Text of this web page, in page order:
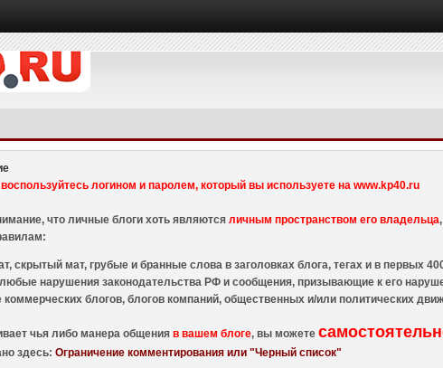
логином и паролем, который вы используете на www.kp40.ru
что личные блоги хоть являютсяличным пространством его владельца
скрытый мат, грубые и бранные слова в заголовках блога, тегах и в первых
нарушения законодательства РФ и сообщения, призывающие к его
блогов, блогов компаний, общественных и/или политических
чья либо манера общенияв вашем блоге, вы можете
здесь:Ограничение комментирования или "Черный список"